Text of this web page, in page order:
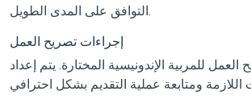
التوافق على المدى الطويل.
إجراءات تصريح العمل
العمل للمربية الإندونيسية المختارة. يتم إعداد